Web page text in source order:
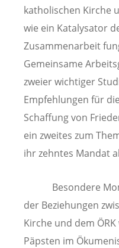
katholischen Kirche
wie ein Katalysator
Zusammenarbeit
Gemeinsame
zweier wichtiger
Empfehlungen für
Schaffung von
ein zweites zum
ihr zehntes Mandat
Besondere
der Beziehungen
Kirche und dem
Päpsten im